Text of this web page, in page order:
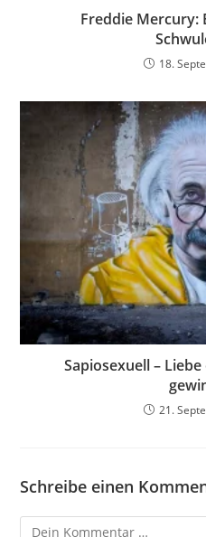
Freddie Mercury:
18.
Sapiosexuell –
21.
Schreibe einen
Kommentar